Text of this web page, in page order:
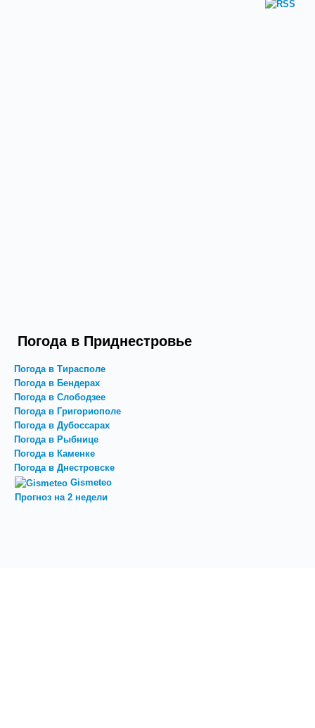
Погода в Приднестровье
Погода в Тирасполе
Погода в Бендерах
Погода в Слободзее
Погода в Григориополе
Погода в Дубоссарах
Погода в Рыбнице
Погода в Каменке
Погода в Днестровске
Gismeteo
Прогноз на 2 недели